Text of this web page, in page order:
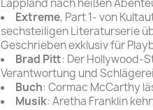
Lappland nach heißen
Extreme, Part 1- von
sechsteiligen Literaturserie
Geschrieben exklusiv für
Brad Pitt: Der Hollywood-
Verantwortung und
Buch: Cormac McCarthy
Musik: Aretha Franklin